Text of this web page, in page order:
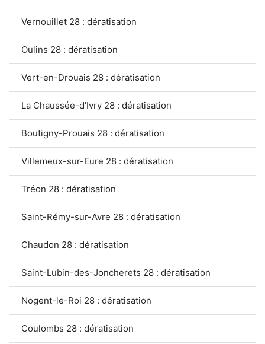
Vernouillet 28 : dératisation
Oulins 28 : dératisation
Vert-en-Drouais 28 : dératisation
La Chaussée-d'Ivry 28 : dératisation
Boutigny-Prouais 28 : dératisation
Villemeux-sur-Eure 28 : dératisation
Tréon 28 : dératisation
Saint-Rémy-sur-Avre 28 : dératisation
Chaudon 28 : dératisation
Saint-Lubin-des-Joncherets 28 : dératisation
Nogent-le-Roi 28 : dératisation
Coulombs 28 : dératisation